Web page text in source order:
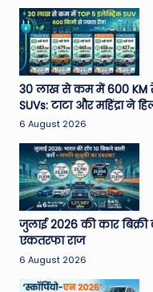
30 लाख से कम में 600 KM
SUVs: टाटा और महिंद्रा ने
6 August 2026
जुलाई 2026 की कार बिक्री
एकतरफा राज
6 August 2026